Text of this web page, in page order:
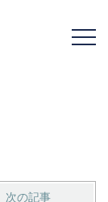
次の記事